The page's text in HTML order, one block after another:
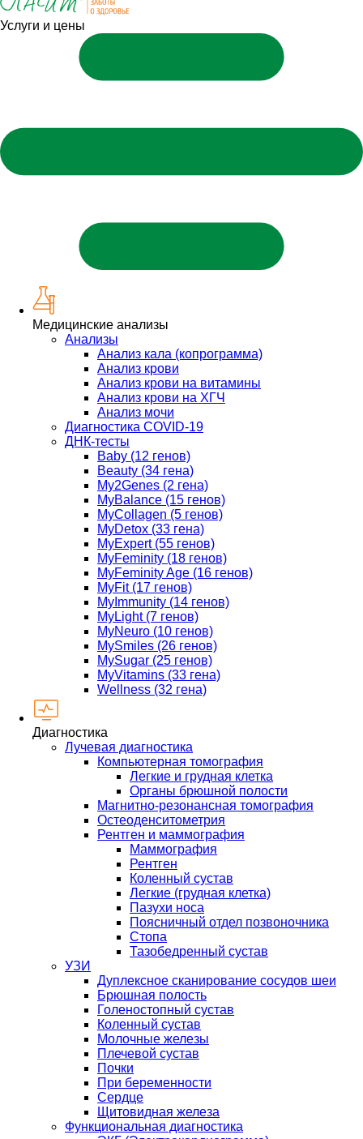
Услуги и цены
Медицинские анализы
Анализы
Анализ кала (копрограмма)
Анализ крови
Анализ крови на витамины
Анализ крови на ХГЧ
Анализ мочи
Диагностика COVID-19
ДНК-тесты
Baby (12 генов)
Beauty (34 гена)
My2Genes (2 гена)
MyBalance (15 генов)
MyCollagen (5 генов)
MyDetox (33 гена)
MyExpert (55 генов)
MyFeminity (18 генов)
MyFeminity Age (16 генов)
MyFit (17 генов)
MyImmunity (14 генов)
MyLight (7 генов)
MyNeuro (10 генов)
MySmiles (26 генов)
MySugar (25 генов)
MyVitamins (33 гена)
Wellness (32 гена)
Диагностика
Лучевая диагностика
Компьютерная томография
Легкие и грудная клетка
Органы брюшной полости
Магнитно-резонансная томография
Остеоденситометрия
Рентген и маммография
Маммография
Рентген
Коленный сустав
Легкие (грудная клетка)
Пазухи носа
Поясничный отдел позвоночника
Стопа
Тазобедренный сустав
УЗИ
Дуплексное сканирование сосудов шеи
Брюшная полость
Голеностопный сустав
Коленный сустав
Молочные железы
Плечевой сустав
Почки
При беременности
Сердце
Щитовидная железа
Функциональная диагностика